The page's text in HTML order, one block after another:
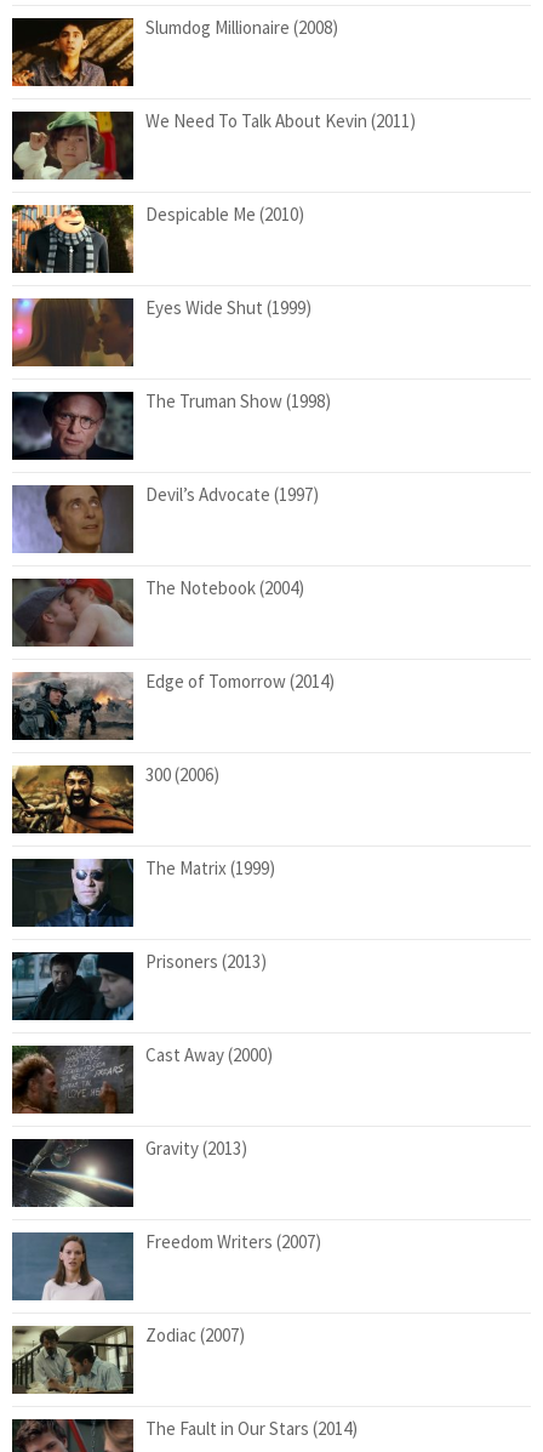
Slumdog Millionaire (2008)
We Need To Talk About Kevin (2011)
Despicable Me (2010)
Eyes Wide Shut (1999)
The Truman Show (1998)
Devil’s Advocate (1997)
The Notebook (2004)
Edge of Tomorrow (2014)
300 (2006)
The Matrix (1999)
Prisoners (2013)
Cast Away (2000)
Gravity (2013)
Freedom Writers (2007)
Zodiac (2007)
The Fault in Our Stars (2014)